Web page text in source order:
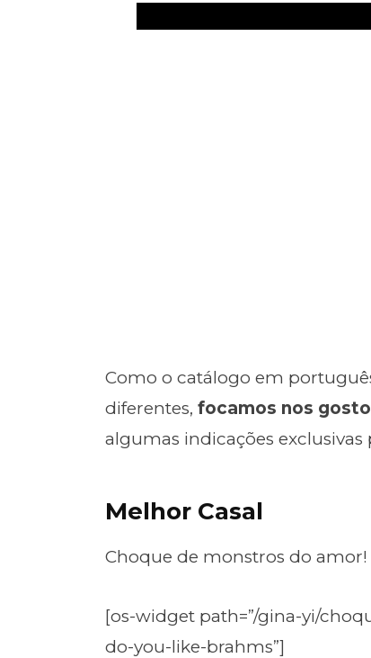
Como o catálogo em
diferentes, focamos nos
algumas indicações exclusivas
Melhor Casal
Choque de monstros do amor!
[os-widget path=”/gina-yi/
do-you-like-brahms”]